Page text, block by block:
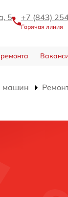
5 +7 (843)
Горячая линия
машин